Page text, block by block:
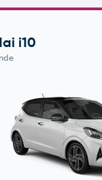
i10